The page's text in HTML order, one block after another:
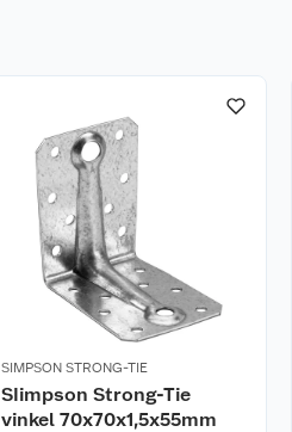
SIMPSON STRONG-TIE
SIimpson Strong-Tie
vinkel 70x70x1,5x55mm